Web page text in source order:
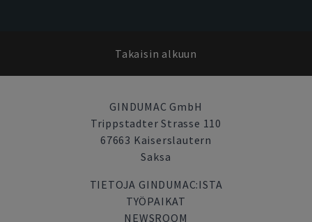
Takaisin alkuun
GINDUMAC GmbH
Trippstadter Strasse 110
67663 Kaiserslautern
Saksa
TIETOJA GINDUMAC:ISTA
TYÖPAIKAT
NEWSROOM